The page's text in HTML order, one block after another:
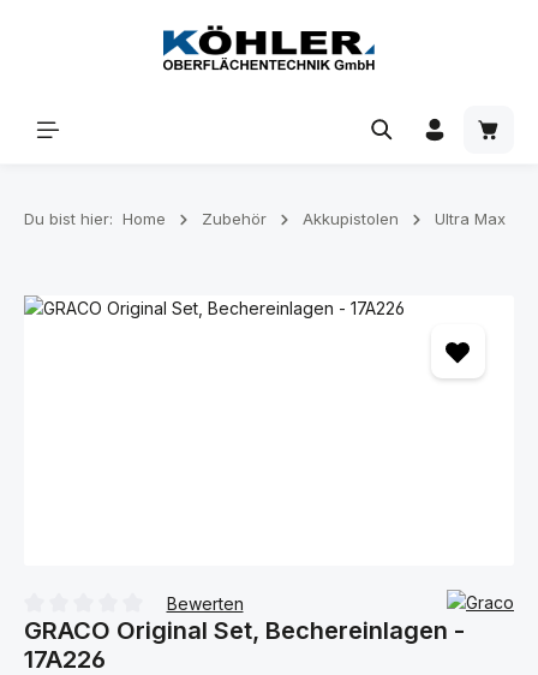
Zum Hauptinhalt springen
Du bist hier: Home Zubehör Akkupistolen Ultra Max
Bildergalerie überspringen
Durchschnittliche Bewertung von 0 von 5 Sternen
Bewerten
GRACO Original Set, Bechereinlagen -
17A226